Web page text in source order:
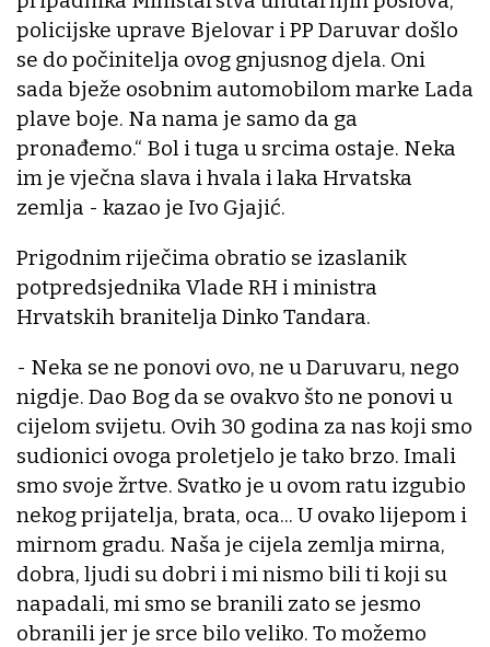
policijske uprave Bjelovar i PP Daruvar došlo
se do počinitelja ovog gnjusnog djela. Oni
sada bježe osobnim automobilom marke Lada
plave boje. Na nama je samo da ga
pronađemo.“ Bol i tuga u srcima ostaje. Neka
im je vječna slava i hvala i laka Hrvatska
zemlja - kazao je Ivo Gjajić.
Prigodnim riječima obratio se izaslanik
potpredsjednika Vlade RH i ministra
Hrvatskih branitelja Dinko Tandara.
- Neka se ne ponovi ovo, ne u Daruvaru, nego
nigdje. Dao Bog da se ovakvo što ne ponovi u
cijelom svijetu. Ovih 30 godina za nas koji smo
sudionici ovoga proletjelo je tako brzo. Imali
smo svoje žrtve. Svatko je u ovom ratu izgubio
nekog prijatelja, brata, oca... U ovako lijepom i
mirnom gradu. Naša je cijela zemlja mirna,
dobra, ljudi su dobri i mi nismo bili ti koji su
napadali, mi smo se branili zato se jesmo
obranili jer je srce bilo veliko. To možemo